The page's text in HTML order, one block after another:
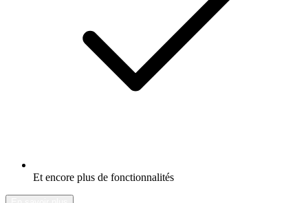
Et encore plus de fonctionnalités